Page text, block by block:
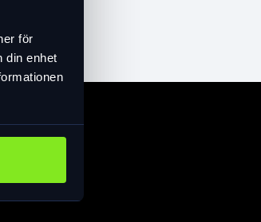
för
din enhet
och stil.
att se konturer och